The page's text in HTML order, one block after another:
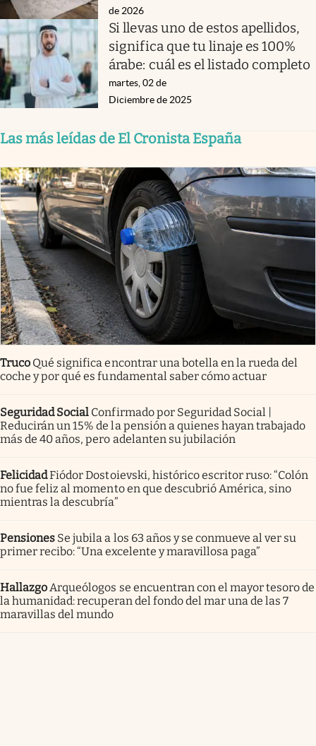
de 2026
Si llevas uno de estos apellidos,
significa que tu linaje es 100%
árabe: cuál es el listado completo
martes, 02 de
Diciembre de 2025
Las más leídas de El Cronista España
Truco Qué significa encontrar una botella en la rueda del
coche y por qué es fundamental saber cómo actuar
Seguridad Social Confirmado por Seguridad Social |
Reducirán un 15% de la pensión a quienes hayan trabajado
más de 40 años, pero adelanten su jubilación
FelicidadFiódor Dostoievski, histórico escritor ruso: “Colón
no fue feliz al momento en que descubrió América, sino
mientras la descubría”
Pensiones Se jubila a los 63 años y se conmueve al ver su
primer recibo: “Una excelente y maravillosa paga”
Hallazgo Arqueólogos se encuentran con el mayor tesoro de
la humanidad: recuperan del fondo del mar una de las 7
maravillas del mundo